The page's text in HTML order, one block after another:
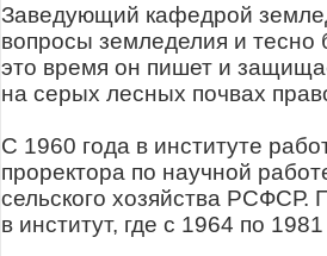
Заведующий кафедрой
вопросы земледелия и тесно
это время он пишет и
на серых лесных почвах
С 1960 года в институте
проректора по научной
сельского хозяйства РСФСР.
в институт, где с 1964 по